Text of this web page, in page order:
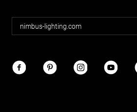
Nimbus
Webseiten
nimbus-lighting.com
Nimbus
im